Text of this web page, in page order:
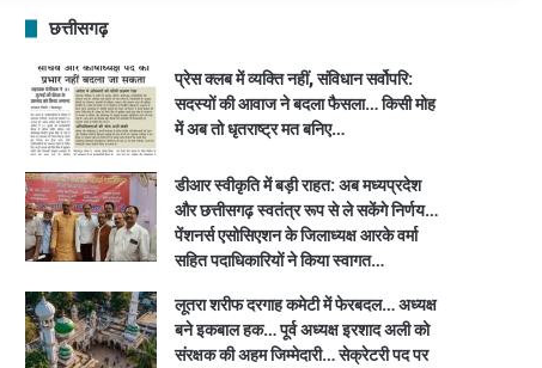
छत्तीसगढ़
प्रेस क्लब में व्यक्ति नहीं, संविधान सर्वोपरि:
सदस्यों की आवाज ने बदला फैसला… किसी मोह
में अब तो धृतराष्ट्र मत बनिए…
डीआर स्वीकृति में बड़ी राहत: अब मध्यप्रदेश
और छत्तीसगढ़ स्वतंत्र रूप से ले सकेंगे निर्णय…
पेंशनर्स एसोसिएशन के जिलाध्यक्ष आरके वर्मा
सहित पदाधिकारियों ने किया स्वागत…
लूतरा शरीफ दरगाह कमेटी में फेरबदल… अध्यक्ष
बने इकबाल हक… पूर्व अध्यक्ष इरशाद अली को
संरक्षक की अहम जिम्मेदारी… सेक्रेटरी पद पर